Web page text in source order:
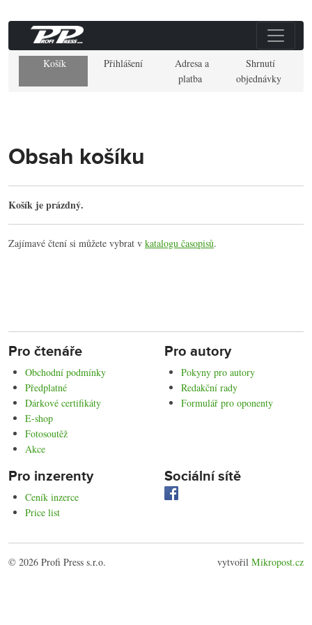
Košík Přihlášení
Adresa a
platba
Shrnutí
objednávky
Obsah košíku
Košík je prázdný.
Zajímavé čtení si můžete vybrat v katalogu časopisů.
Pro čtenáře
Obchodní podmínky
Předplatné
Dárkové certifikáty
E-shop
Fotosoutěž
Akce
Pro autory
Pokyny pro autory
Redakční rady
Formulář pro oponenty
Pro inzerenty
Ceník inzerce
Price list
Sociální sítě
© 2026 Profi Press s.r.o. vytvořil Mikropost.cz